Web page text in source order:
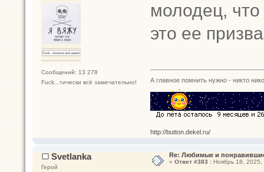
Сообщений: 13 278
Fuck...тически всё замечательно!
молодец,
это ее
А главное помнить нужно - никто
http://button.dekel.ru/
Svetlanka
Герой
Re: Любимые и
« Ответ #383 :Ноябрь 18, 2025,